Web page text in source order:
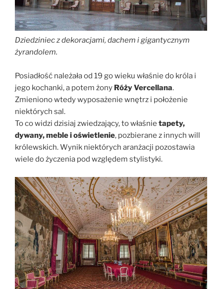
Dziedziniec z dekoracjami, dachem i gigantycznym
żyrandolem.
Posiadłość należała od 19 go wieku właśnie do króla i
jego kochanki, a potem żony RóżyVercellana.
Zmieniono wtedy wyposażenie wnętrz i położenie
niektórych sal.
To co widzi dzisiaj zwiedzający, to właśnie tapety,
dywany, meble i oświetlenie, pozbierane z innych will
królewskich. Wynik niektórych aranżacji pozostawia
wiele do życzenia pod względem stylistyki.